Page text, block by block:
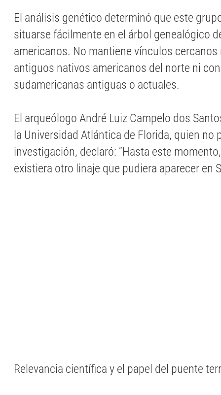
El análisis genético determinó que este
situarse fácilmente en el árbol genealógico
americanos. No mantiene vínculos
antiguos nativos americanos del norte ni
sudamericanas antiguas o actuales.
El arqueólogo André Luiz Campelo dos
la Universidad Atlántica de Florida, quien no
investigación, declaró: “Hasta este
existiera otro linaje que pudiera aparecer en
Relevancia científica y el papel del puente